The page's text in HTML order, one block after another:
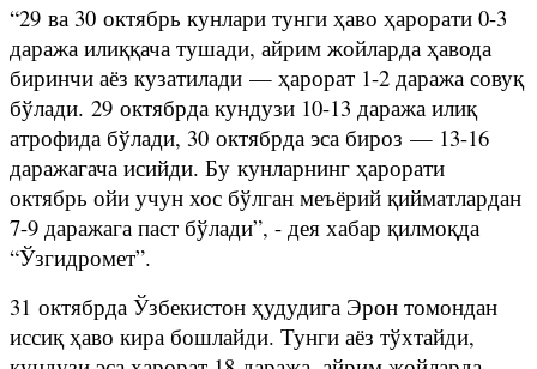
“29 ва 30 октябрь кунлари тунги ҳаво ҳарорати 0-3
даража илиққача тушади, айрим жойларда ҳавода
биринчи аёз кузатилади — ҳарорат 1-2 даража совуқ
бўлади. 29 октябрда кундузи 10-13 даража илиқ
атрофида бўлади, 30 октябрда эса бироз — 13-16
даражагача исийди. Бу кунларнинг ҳарорати
октябрь ойи учун хос бўлган меъёрий қийматлардан
7-9 даражага паст бўлади”, - дея хабар қилмоқда
“Ўзгидромет”.
31 октябрда Ўзбекистон ҳудудига Эрон томондан
иссиқ ҳаво кира бошлайди. Тунги аёз тўхтайди,